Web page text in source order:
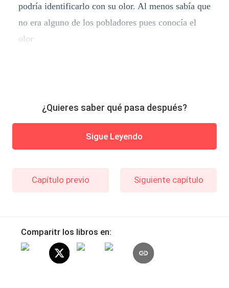
podría identificarlo con su olor. Al menos sabía que
no era alguno de los pobladores pues conocía el
olor
¿Quieres saber qué pasa después?
Sigue Leyendo
Capítulo previo Siguiente capítulo
Comparitr los libros en: